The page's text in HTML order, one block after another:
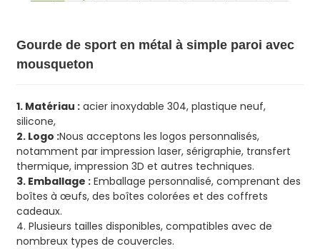
Gourde de sport en métal à simple paroi avec
mousqueton
1. Matériau :acier inoxydable 304, plastique neuf,
silicone,
2. Logo :Nous acceptons les logos personnalisés,
notamment par impression laser, sérigraphie, transfert
thermique, impression 3D et autres techniques.
3. Emballage :Emballage personnalisé, comprenant des
boîtes à œufs, des boîtes colorées et des coffrets
cadeaux.
4. Plusieurs tailles disponibles, compatibles avec de
nombreux types de couvercles.